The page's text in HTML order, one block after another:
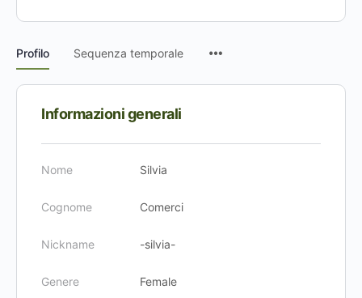
Profilo Sequenza temporale
menu
Informazioni generali
Nome Silvia
Cognome Comerci
Nickname -silvia-
Genere Female